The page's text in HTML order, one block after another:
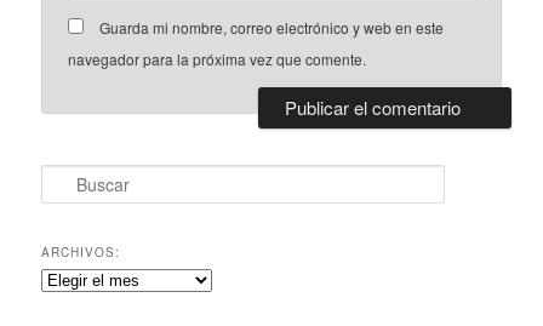
Guarda mi nombre, correo electrónico y web en este
navegador para la próxima vez que comente.
u
c
a
r
ARCHIVOS:
Archivos: